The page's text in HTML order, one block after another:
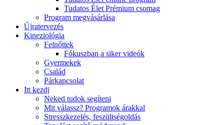
Tudatos Élet Prémium csomag
Program megvásárlása
Újratervezés
Kineziológia
Felnőttek
Fókuszban a siker videók
Gyermekek
Család
Párkapcsolat
Itt kezdj
Neked tudok segíteni
Mit válassz? Programok árakkal
Stresszkezelés, feszültségoldás